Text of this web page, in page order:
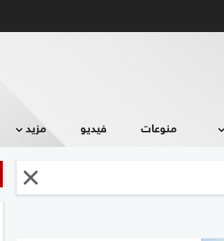
منوعات فيديو مزيد